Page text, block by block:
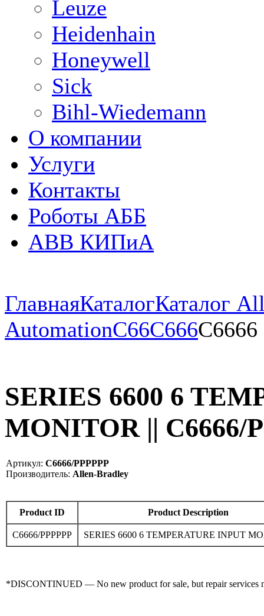
Leuze
Heidenhain
Honeywell
Sick
Bihl-Wiedemann
О компании
Услуги
Контакты
Роботы АББ
ABB КИПиА
ГлавнаяКаталогКаталог
AutomationC66C666C6666
SERIES 6600 6
MONITOR || C6666/
Артикул: C6666/PPPPPP
Производитель: Allen-Bradley
Product ID Product Description
C6666/PPPPPP SERIES 6600 6 TEMPERATURE INPUT
*DISCONTINUED — No new product for sale, but repair services